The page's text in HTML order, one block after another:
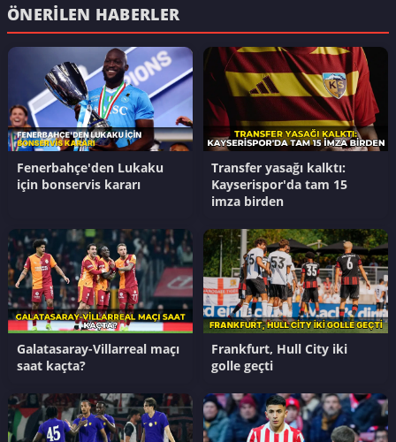
ÖNERILEN HABERLER
Fenerbahçe'den Lukaku
için bonservis kararı
Transfer yasağı kalktı:
Kayserispor'da tam 15
imza birden
Galatasaray-Villarreal maçı
saat kaçta?
Frankfurt, Hull City iki
golle geçti